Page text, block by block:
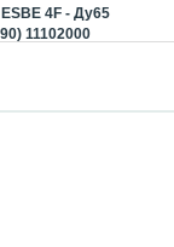
4F - Ду65
11102000